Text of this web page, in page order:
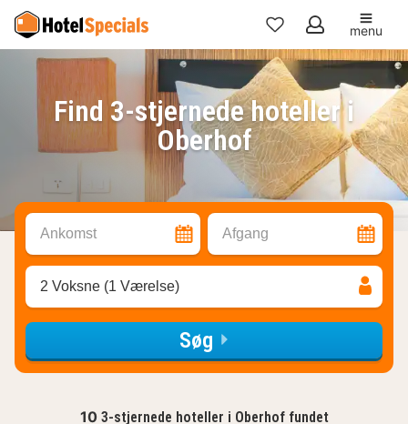
Mine
favoritter
menu
Find 3-stjernede hoteller i
Oberhof
Ankomst Afgang
2 Voksne (1 Værelse)
Søg
10 3-stjernede hoteller i Oberhof fundet